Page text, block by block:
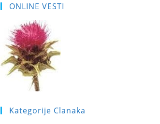
ONLINE VESTI
Kategorije Clanaka